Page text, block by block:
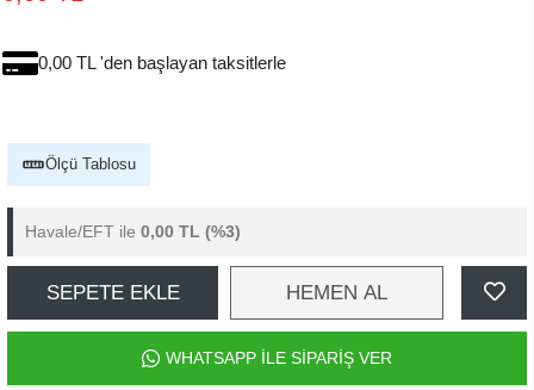
0,00 TL 'den başlayan taksitlerle
Ölçü Tablosu
Havale/EFT ile 0,00 TL (%3)
SEPETE EKLE HEMEN AL
WHATSAPP İLE SİPARİŞ VER